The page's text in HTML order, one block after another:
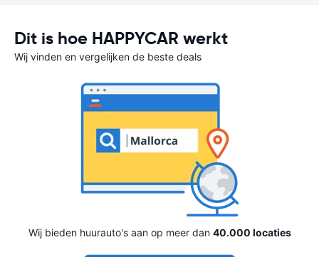
Dit is hoe HAPPYCAR werkt
Wij vinden en vergelijken de beste deals
Wij bieden huurauto's aan op meer dan 40.000 locaties